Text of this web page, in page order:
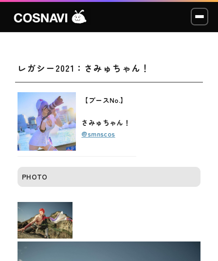
コスプレイベント
モデル撮影会
WCP
ショッカー
メディア
レガシー2021：さみゅちゃん！
【ブースNo.】
さみゅちゃん！
@smnscos
PHOTO